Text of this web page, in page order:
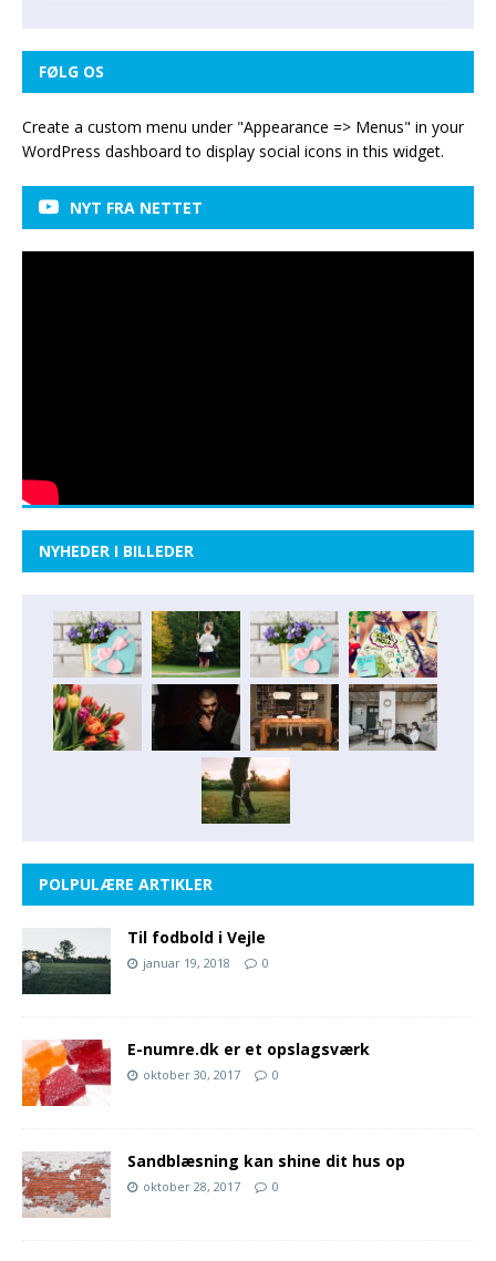
FØLG OS
Create a custom menu under "Appearance => Menus" in your
WordPress dashboard to display social icons in this widget.
NYT FRA NETTET
NYHEDER I BILLEDER
POLPULÆRE ARTIKLER
Til fodbold i Vejle
januar 19, 2018 0
E-numre.dk er et opslagsværk
oktober 30, 2017 0
Sandblæsning kan shine dit hus op
oktober 28, 2017 0